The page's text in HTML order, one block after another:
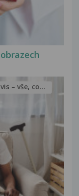
– vše, co...